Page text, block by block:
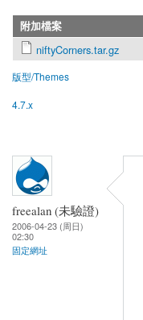
附加檔案
niftyCorners.tar.gz
版型/Themes
4.7.x
freealan (未驗證)
2006-04-23 (周日)
02:30
固定網址